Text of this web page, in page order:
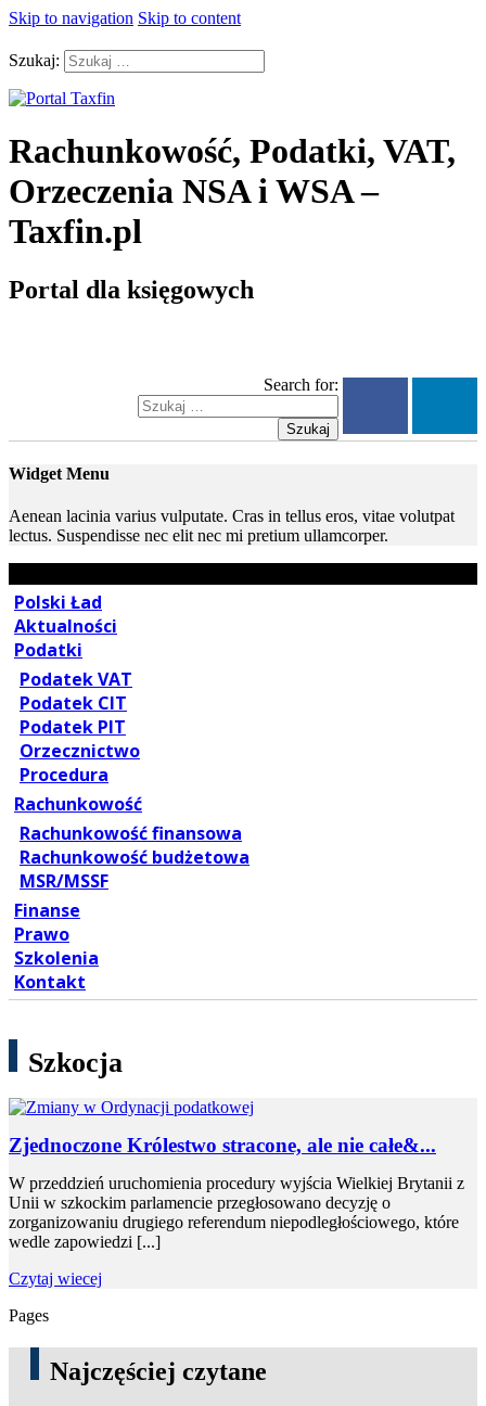
Skip to navigation Skip to content
Szukaj:
Rachunkowość, Podatki, VAT,
Orzeczenia NSA i WSA –
Taxfin.pl
Portal dla księgowych
Search for:
Szukaj
Widget Menu
Aenean lacinia varius vulputate. Cras in tellus eros, vitae volutpat
lectus. Suspendisse nec elit nec mi pretium ullamcorper.
Polski Ład
Aktualności
Podatki
Podatek VAT
Podatek CIT
Podatek PIT
Orzecznictwo
Procedura
Rachunkowość
Rachunkowość finansowa
Rachunkowość budżetowa
MSR/MSSF
Finanse
Prawo
Szkolenia
Kontakt
Szkocja
Zjednoczone Królestwo stracone, ale nie całe&...
W przeddzień uruchomienia procedury wyjścia Wielkiej Brytanii z
Unii w szkockim parlamencie przegłosowano decyzję o
zorganizowaniu drugiego referendum niepodległościowego, które
wedle zapowiedzi [...]
Czytaj wiecej
Pages
Najczęściej czytane